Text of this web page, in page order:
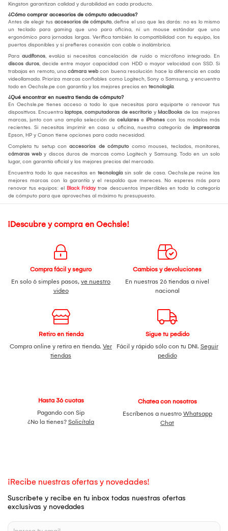
Kingston garantizan calidad y durabilidad en cada producto.
¿Cómo comprar accesorios de cómputo adecuados?
Antes de elegir tus accesorios de cómputo, define el uso que les darás: no es lo mismo
un teclado para gaming que uno para oficina, ni un mouse estándar que uno
ergonómico para jornadas largas. Verifica también la compatibilidad con tu equipo, los
puertos disponibles y si prefieres conexión con cable o inalámbrica.
Para audífonos, evalúa si necesitas cancelación de ruido o micrófono integrado. En
discos duros, decide entre mayor capacidad con HDD o mayor velocidad con SSD. Si
trabajas en remoto, una cámara webcon buena resolución hace la diferencia en cada
videollamada. Prioriza marcas confiables como Logitech, Sony o Samsung, y encuentra
todo en Oechsle.pe con garantía y los mejores precios en tecnología.
¿Qué encontrar en nuestra tienda de cómputo?
En Oechsle.pe tienes acceso a todo lo que necesitas para equiparte o renovar tus
dispositivos. Encuentra laptops, computadoras de escritorio y MacBooks de las mejores
marcas, junto con una amplia selección de celulares e iPhones con los modelos más
recientes. Si necesitas imprimir en casa u oficina, nuestra categoría de impresoras
Epson, HP y Canon tiene opciones para cada necesidad.
Completa tu setup con accesorios de cómputo como mouses, teclados, monitores,
cámaras weby discos duros de marcas como Logitech y Samsung. Todo en un solo
lugar, con garantía oficial y los mejores precios del mercado.
Encuentra todo lo que necesitas en tecnología sin salir de casa. Oechsle.pe reúne las
mejores marcas con la garantía y el respaldo que mereces. No esperes más para
renovar tus equipos: el Black Fridaytrae descuentos imperdibles en toda la categoría
de cómputo para que aproveches al máximo tu presupuesto.
¡Descubre y compra en Oechsle!
Compra fácil y seguro
En solo 6 simples pasos, ve nuestro
video
Cambios y devoluciones
En nuestras 26 tiendas a nivel
nacional
Retiro en tienda
Compra online y retira en tienda. Ver
tiendas
Sigue tu pedido
Fácil y rápido sólo con tu DNI. Seguir
pedido
Hasta 36 cuotas
Pagando con Sip
¿No la tienes? Solicítala
Chatea con nosotros
Escríbenos a nuestro Whatsapp
Chat
¡Recibe nuestras ofertas y novedades!
Suscríbete y recibe en tu inbox todas nuestras ofertas
exclusivas y novedades